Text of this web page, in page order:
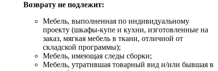
Возврату не подлежит:
Мебель, выполненная по индивидуальному
проекту (шкафы-купе и кухни, изготовленные на
заказ, мягкая мебель в ткани, отличной от
складской программы);
Мебель, имеющая следы сборки;
Мебель, утратившая товарный вид и/или бывшая в